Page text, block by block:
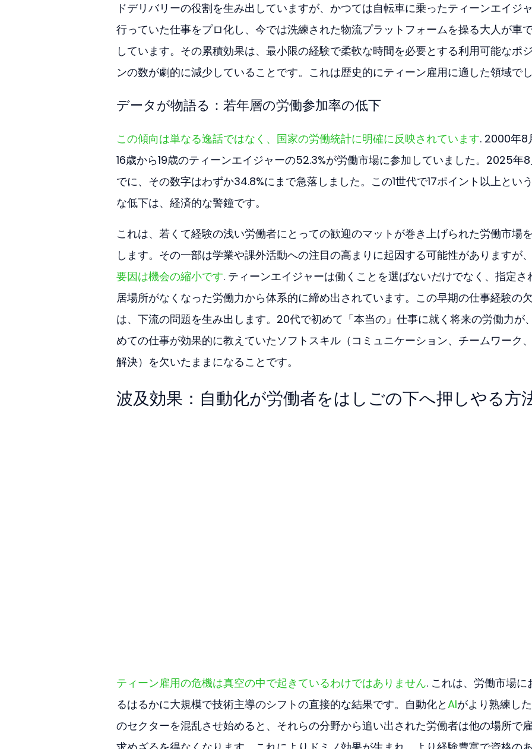
ドデリバリーの役割を生み出していますが、かつては自転車に乗ったティーンエイジ
行っていた仕事をプロ化し、今では洗練された物流プラットフォームを操る大人が車
しています。その累積効果は、最小限の経験で柔軟な時間を必要とする利用可能なポ
ンの数が劇的に減少していることです。これは歴史的にティーン雇用に適した領域で
データが物語る：若年層の労働参加率の低下
この傾向は単なる逸話ではなく、国家の労働統計に明確に反映されています. 2000年8
16歳から19歳のティーンエイジャーの52.3%が労働市場に参加していました。2025年
でに、その数字はわずか34.8%にまで急落しました。この1世代で17ポイント以上とい
な低下は、経済的な警鐘です。
これは、若くて経験の浅い労働者にとっての歓迎のマットが巻き上げられた労働市場
します。その一部は学業や課外活動への注目の高まりに起因する可能性がありますが
要因は機会の縮小です. ティーンエイジャーは働くことを選ばないだけでなく、指定さ
居場所がなくなった労働力から体系的に締め出されています。この早期の仕事経験の
は、下流の問題を生み出します。20代で初めて「本当の」仕事に就く将来の労働力が
めての仕事が効果的に教えていたソフトスキル（コミュニケーション、チームワーク
解決）を欠いたままになることです。
波及効果：自動化が労働者をはしごの下へ押しやる方
ティーン雇用の危機は真空の中で起きているわけではありません. これは、労働市場に
るはるかに大規模で技術主導のシフトの直接的な結果です。自動化とAIがより熟練し
のセクターを混乱させ始めると、それらの分野から追い出された労働者は他の場所で